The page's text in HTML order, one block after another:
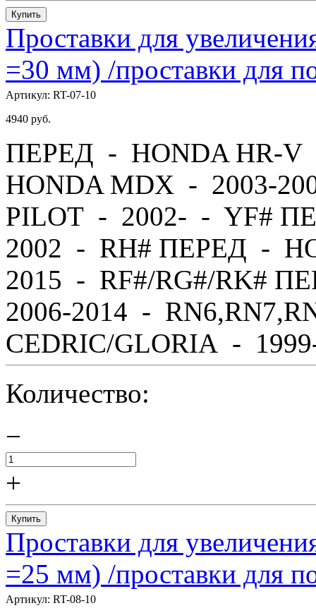
Купить
Проставки для
=30 мм) /проставки для
Артикул: RT-07-10
4940 руб.
ПЕРЕД - HONDA HR-
HONDA MDX - 2003-
PILOT - 2002- - YF#
2002 - RH# ПЕРЕД -
2015 - RF#/RG#/RK#
2006-2014 -
CEDRIC/GLORIA -
Количество:
−
+
Купить
Проставки для
=25 мм) /проставки для
Артикул: RT-08-10